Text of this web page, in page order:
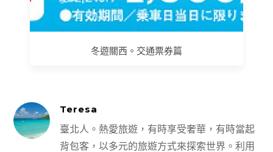
冬遊關西。交通票券篇
Teresa
臺北人。熱愛旅遊，有時享受奢華，有時當起
背包客，以多元的旅遊方式來探索世界。利用